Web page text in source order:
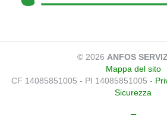
© 2026 ANFOS
Mappa del sito
CF 14085851005 - PI 14085851005 -
Sicurezza